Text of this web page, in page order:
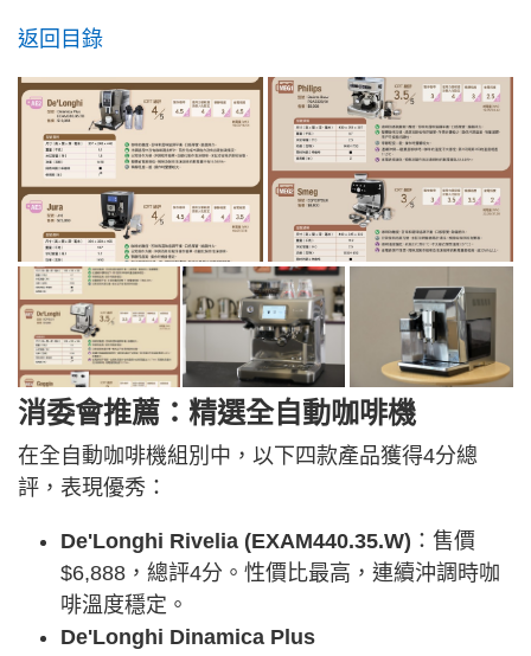
返回目錄
消委會推薦：精選全自動咖啡機
在全自動咖啡機組別中，以下四款產品獲得4分總
評，表現優秀：
De'Longhi Rivelia (EXAM440.35.W) ：售價
$6,888，總評4分。性價比最高，連續沖調時咖
啡溫度穩定。
De'Longhi Dinamica Plus